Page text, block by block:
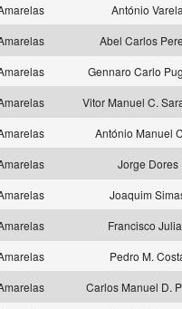
António
Abel Carlos
Gennaro Carlo
Vitor Manuel C.
António Manuel
Jorge Dores
Joaquim
Francisco
Pedro M.
Carlos Manuel D.